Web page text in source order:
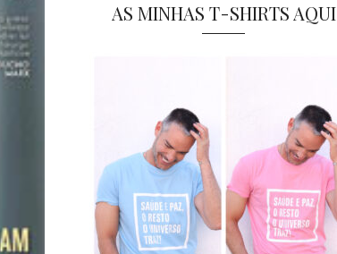
AS MINHAS T-SHIRTS AQUI